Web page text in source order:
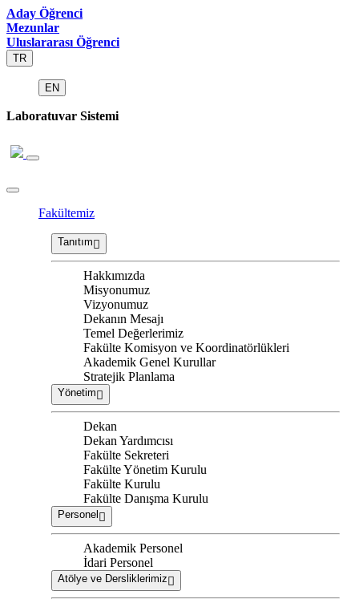
Aday Öğrenci
Mezunlar
Uluslararası Öğrenci
TR
EN
Laboratuvar Sistemi
Fakültemiz
Tanıtım
Hakkımızda
Misyonumuz
Vizyonumuz
Dekanın Mesajı
Temel Değerlerimiz
Fakülte Komisyon ve Koordinatörlükleri
Akademik Genel Kurullar
Stratejik Planlama
Yönetim
Dekan
Dekan Yardımcısı
Fakülte Sekreteri
Fakülte Yönetim Kurulu
Fakülte Kurulu
Fakülte Danışma Kurulu
Personel
Akademik Personel
İdari Personel
Atölye ve Dersliklerimiz